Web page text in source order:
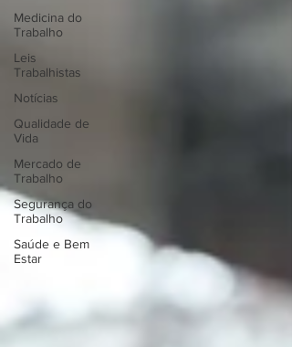
Medicina do
Trabalho
Leis
Trabalhistas
Notícias
Qualidade de
Vida
Mercado de
Trabalho
Segurança do
Trabalho
Saúde e Bem
Estar